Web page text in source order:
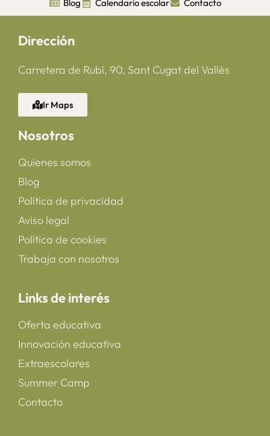
Blog Calendario escolar Contacto
Dirección
Carretera de Rubí, 90, Sant Cugat del Vallès
Ir Maps
Nosotros
Quienes somos
Blog
Política de privacidad
Aviso legal
Política de cookies
Trabaja con nosotros
Links de interés
Oferta educativa
Innovación educativa
Extraescolares
Summer Camp
Contacto